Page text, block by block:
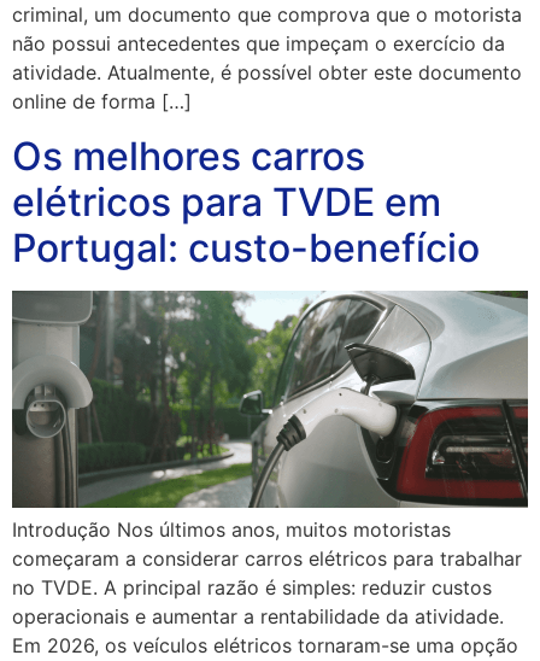
criminal, um documento que comprova que o motorista
não possui antecedentes que impeçam o exercício da
atividade. Atualmente, é possível obter este documento
online de forma […]
Os melhores carros
elétricos para TVDE em
Portugal: custo-benefício
Introdução Nos últimos anos, muitos motoristas
começaram a considerar carros elétricos para trabalhar
no TVDE. A principal razão é simples: reduzir custos
operacionais e aumentar a rentabilidade da atividade.
Em 2026, os veículos elétricos tornaram-se uma opção